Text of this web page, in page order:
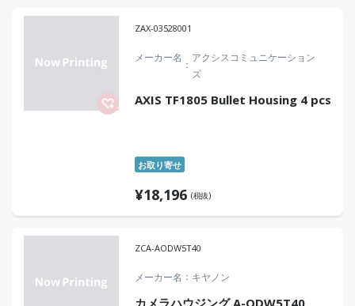
ZAX-03528001
メーカー名
アクシスコミュニケーション
ズ
AXIS TF1805 Bullet Housing 4 pcs
お取り寄せ
¥18,196 (税抜)
ZCA-AODW5T40
メーカー名 キヤノン
カメラハウジング A-ODW5T40